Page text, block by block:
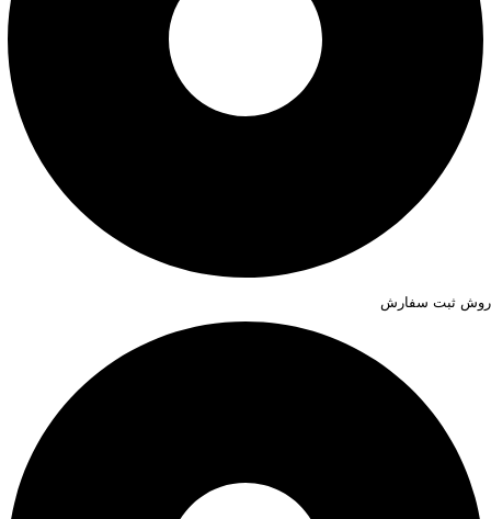
روش ثبت سفارش